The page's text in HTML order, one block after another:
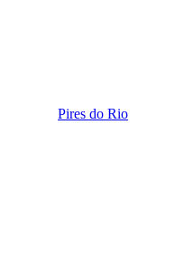
Pires do Rio